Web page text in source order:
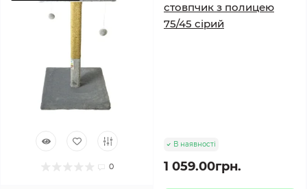
0
стовпчик з полицею
75/45 сірий
В наявності
1 059.00грн.